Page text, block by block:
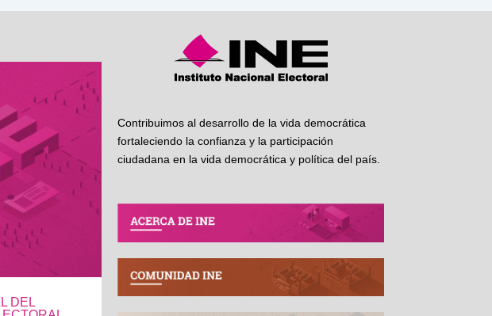
DEL
Contribuimos al desarrollo de la vida democrática
fortaleciendo la confianza y la participación
ciudadana en la vida democrática y política del país.